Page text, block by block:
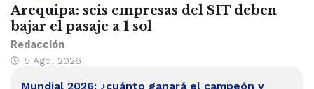
Arequipa: seis empresas del SIT deben
bajar el pasaje a 1 sol
Redacción
5 Ago, 2026
Mundial 2026: ¿cuánto ganará el campeón y